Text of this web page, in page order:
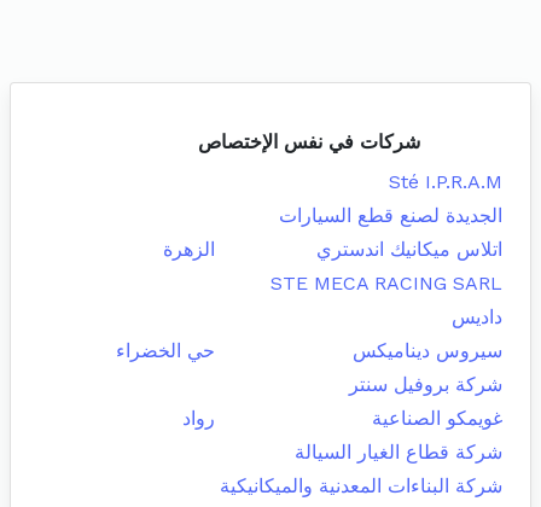
شركات في نفس الإختصاص
Sté I.P.R.A.M
الجديدة لصنع قطع السيارات
اتلاس ميكانيك اندستري
الزهرة
STE MECA RACING SARL
داديس
سيروس ديناميكس
حي الخضراء
شركة بروفيل سنتر
غويمكو الصناعية
رواد
شركة قطاع الغيار السيالة
شركة البناءات المعدنية والميكانيكية